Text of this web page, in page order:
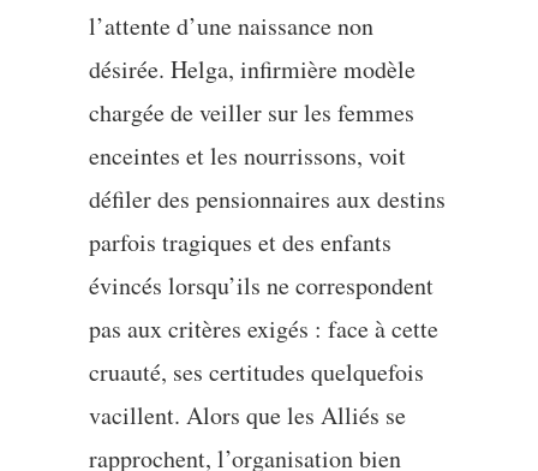
l’attente d’une naissance non
désirée. Helga, infirmière modèle
chargée de veiller sur les femmes
enceintes et les nourrissons, voit
défiler des pensionnaires aux destins
parfois tragiques et des enfants
évincés lorsqu’ils ne correspondent
pas aux critères exigés : face à cette
cruauté, ses certitudes quelquefois
vacillent. Alors que les Alliés se
rapprochent, l’organisation bien